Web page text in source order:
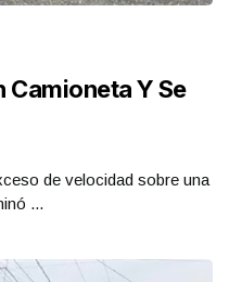
Camioneta Y Se
de velocidad sobre una
...